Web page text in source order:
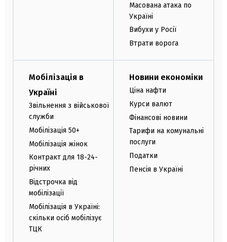
Масована атака по
Україні
Вибухи у Росії
Втрати ворога
Мобілізація в
Україні
Звільнення з військової
служби
Мобілізація 50+
Мобілізація жінок
Контракт для 18-24-
річних
Відстрочка від
мобілізації
Мобілізація в Україні:
скільки осіб мобілізує
ТЦК
Новини економіки
Ціна нафти
Курси валют
Фінансові новини
Тарифи на комунальні
послуги
Податки
Пенсія в Україні